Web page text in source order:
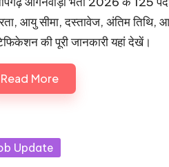
आयु सीमा, दस्तावेज, अंतिम तिथि,
की पूरी जानकारी यहां देखें।
Read More
Update